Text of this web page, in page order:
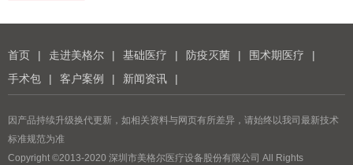
首页 | 走进美格尔 | 基础医疗 | 防疫灭菌 | 围术期医疗
|
手术包
| 客户案例 | 新闻资讯 |
因产品持续升级换代更新，如相关资料与网页有所差异，请始终以我司最新技术
标准规范为准
Copyright ©2013-2020 深圳市美格尔医疗设备股份有限公司 All Rights